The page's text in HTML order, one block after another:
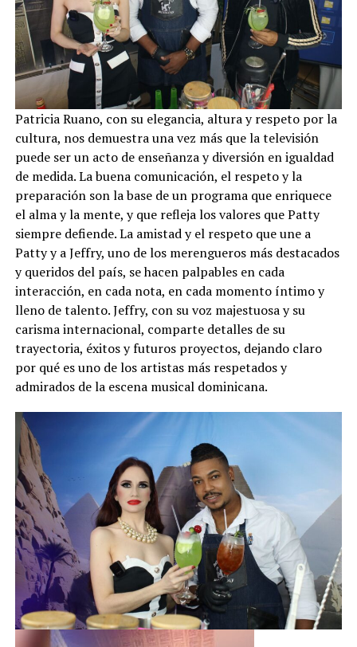
Patricia Ruano, con su elegancia, altura y respeto por la
cultura, nos demuestra una vez más que la televisión
puede ser un acto de enseñanza y diversión en igualdad
de medida. La buena comunicación, el respeto y la
preparación son la base de un programa que enriquece
el alma y la mente, y que refleja los valores que Patty
siempre defiende. La amistad y el respeto que une a
Patty y a Jeffry, uno de los merengueros más destacados
y queridos del país, se hacen palpables en cada
interacción, en cada nota, en cada momento íntimo y
lleno de talento. Jeffry, con su voz majestuosa y su
carisma internacional, comparte detalles de su
trayectoria, éxitos y futuros proyectos, dejando claro
por qué es uno de los artistas más respetados y
admirados de la escena musical dominicana.